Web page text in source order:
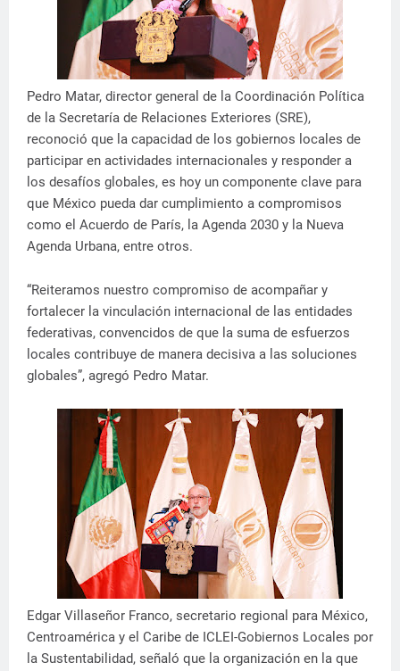
Pedro Matar, director general de la Coordinación Política
de la Secretaría de Relaciones Exteriores (SRE),
reconoció que la capacidad de los gobiernos locales de
participar en actividades internacionales y responder a
los desafíos globales, es hoy un componente clave para
que México pueda dar cumplimiento a compromisos
como el Acuerdo de París, la Agenda 2030 y la Nueva
Agenda Urbana, entre otros.
“Reiteramos nuestro compromiso de acompañar y
fortalecer la vinculación internacional de las entidades
federativas, convencidos de que la suma de esfuerzos
locales contribuye de manera decisiva a las soluciones
globales”, agregó Pedro Matar.
Edgar Villaseñor Franco, secretario regional para México,
Centroamérica y el Caribe de ICLEI-Gobiernos Locales por
la Sustentabilidad, señaló que la organización en la que